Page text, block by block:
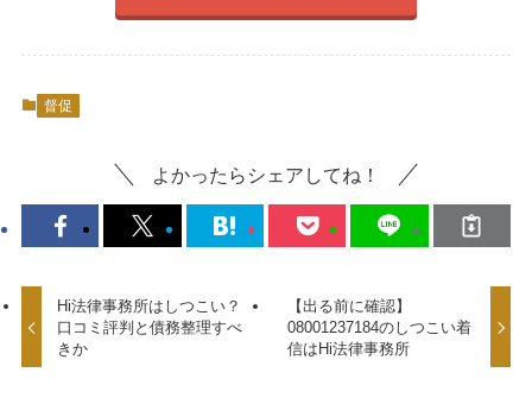
督促
よかったらシェアしてね！
Hi法律事務所はしつこい？
口コミ評判と債務整理すべ
きか
【出る前に確認】
08001237184のしつこい着
信はHi法律事務所